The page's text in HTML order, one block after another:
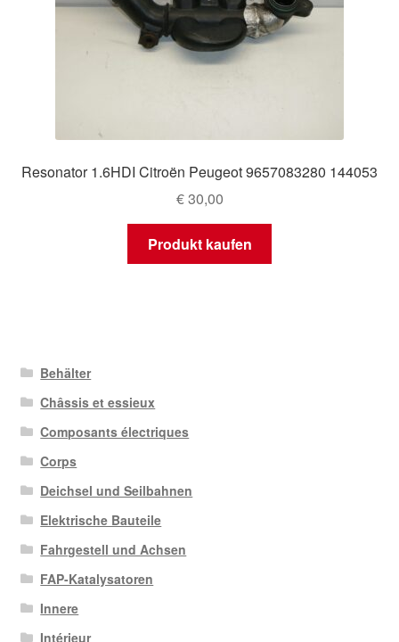
Resonator 1.6HDI Citroën Peugeot 9657083280 144053
€30,00
Produkt kaufen
Behälter
Châssis et essieux
Composants électriques
Corps
Deichsel und Seilbahnen
Elektrische Bauteile
Fahrgestell und Achsen
FAP-Katalysatoren
Innere
Intérieur